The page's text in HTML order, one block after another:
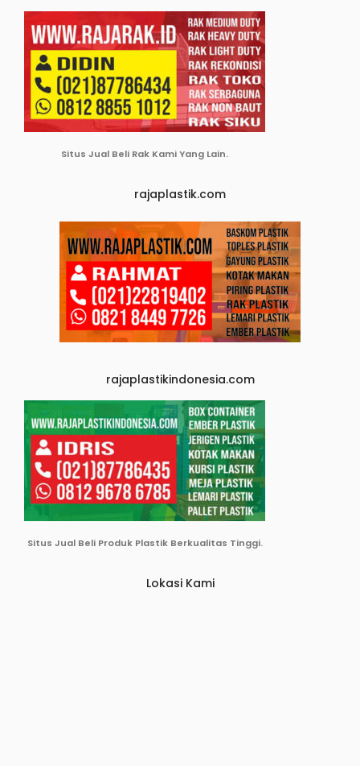
Situs Jual Beli Rak Kami Yang Lain.
rajaplastik.com
rajaplastikindonesia.com
Situs Jual Beli Produk Plastik Berkualitas Tinggi.
Lokasi Kami